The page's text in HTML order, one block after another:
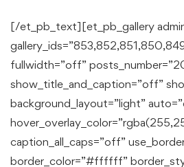
[/et_pb_text][et_pb_gallery
fullwidth=”off”
show_title_and_caption=”off”
background_layout=”light”
caption_all_caps=”off”
border_color=”#ffffff”